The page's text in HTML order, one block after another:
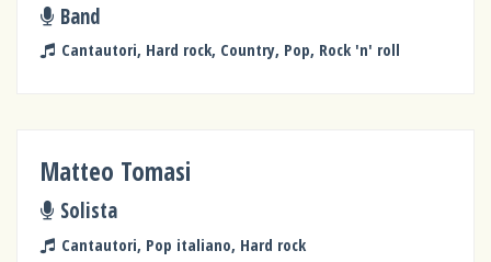
Band
Cantautori, Hard rock, Country, Pop, Rock 'n' roll
Matteo Tomasi
Solista
Cantautori, Pop italiano, Hard rock